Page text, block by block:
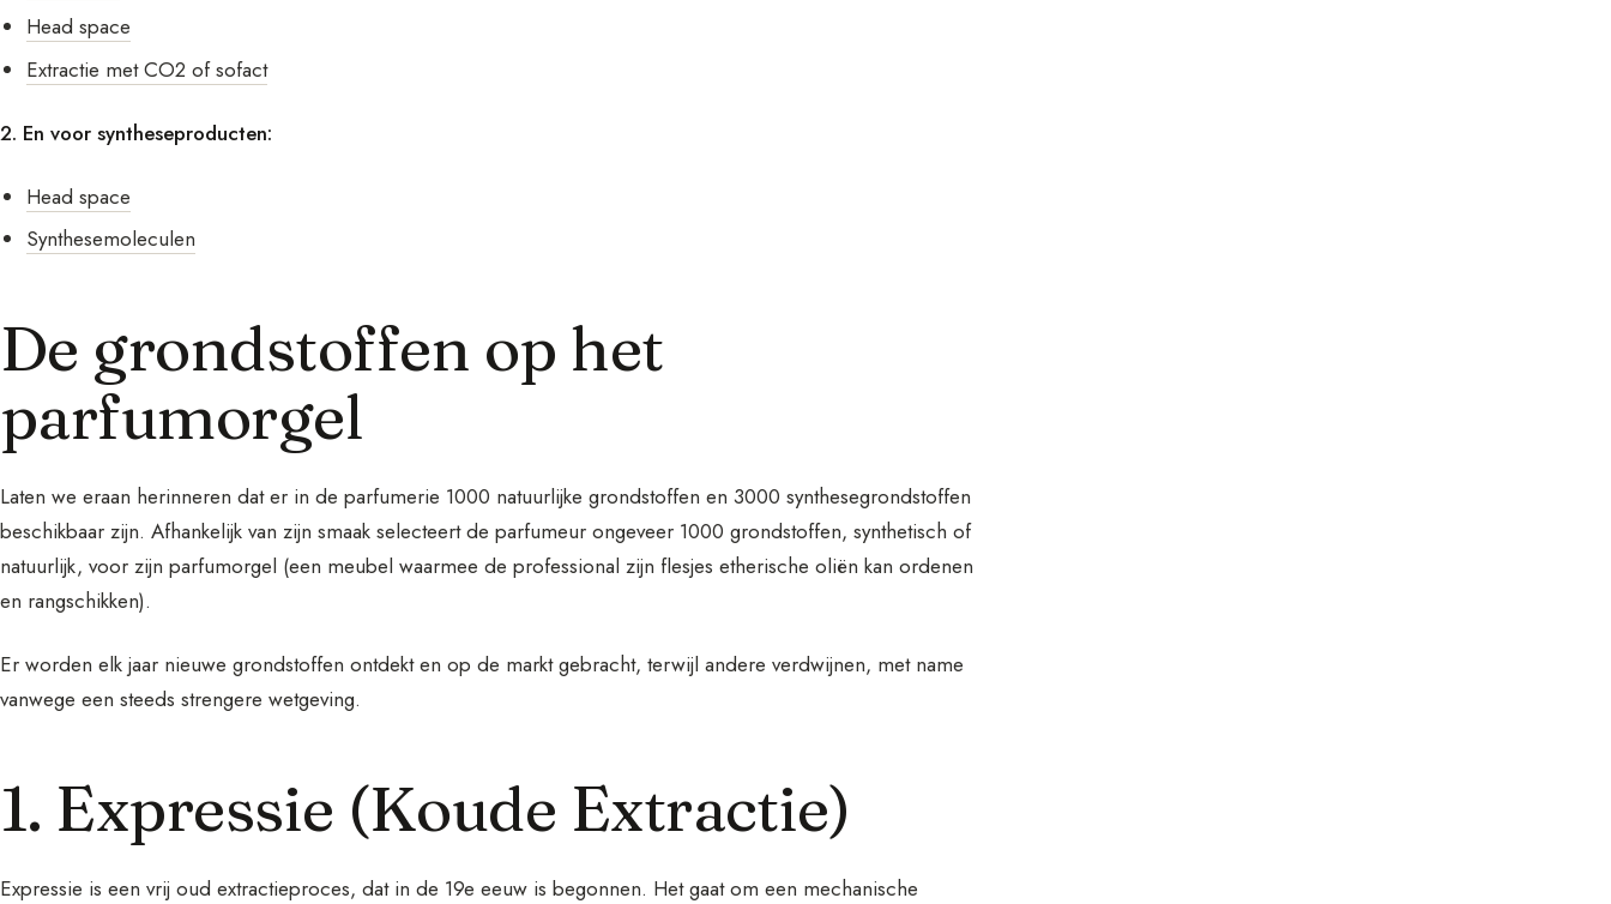
Head space
Extractie met CO2 of sofact
2. En voor syntheseproducten:
Head space
Synthesemoleculen
De grondstoffen op het
parfumorgel
Laten we eraan herinneren dat er in de parfumerie 1000 natuurlijke grondstoffen en 3000 synthesegrondstoffen
beschikbaar zijn. Afhankelijk van zijn smaak selecteert de parfumeur ongeveer 1000 grondstoffen, synthetisch of
natuurlijk, voor zijn parfumorgel (een meubel waarmee de professional zijn flesjes etherische oliën kan ordenen
en rangschikken).
Er worden elk jaar nieuwe grondstoffen ontdekt en op de markt gebracht, terwijl andere verdwijnen, met name
vanwege een steeds strengere wetgeving.
1. Expressie (Koude Extractie)
Expressie is een vrij oud extractieproces, dat in de 19e eeuw is begonnen. Het gaat om een mechanische